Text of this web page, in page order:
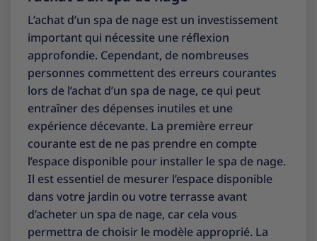
L’achat d’un spa de nage est un investissement
important qui nécessite une réflexion
approfondie. Cependant, de nombreuses
personnes commettent des erreurs courantes
lors de l’achat d’un spa de nage, ce qui peut
entraîner des dépenses inutiles et une
expérience décevante. La première erreur
courante est de ne pas prendre en compte
l’espace disponible pour installer le spa de nage.
Il est essentiel de mesurer l’espace disponible
dans votre jardin ou votre terrasse avant
d’acheter un spa de nage, car cela vous
permettra de choisir le modèle approprié. La